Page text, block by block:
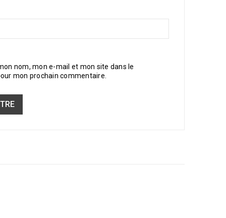
nom, mon e-mail et mon site dans le
mon prochain commentaire.